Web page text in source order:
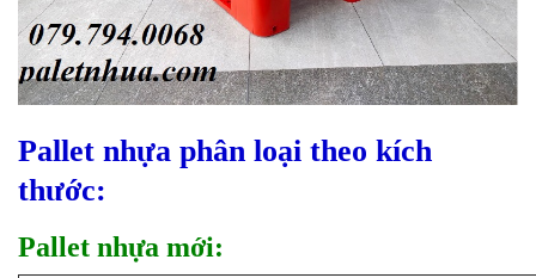
Pallet nhựa phân loại theo kích
thước:
Pallet nhựa mới: